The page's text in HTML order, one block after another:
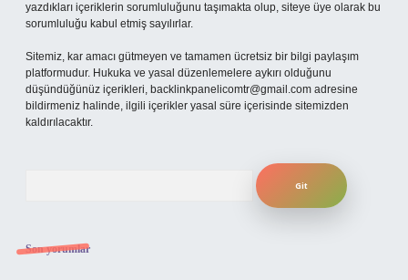
yazdıkları içeriklerin sorumluluğunu taşımakta olup, siteye üye olarak bu
sorumluluğu kabul etmiş sayılırlar.
Sitemiz, kar amacı gütmeyen ve tamamen ücretsiz bir bilgi paylaşım
platformudur. Hukuka ve yasal düzenlemelere aykırı olduğunu
düşündüğünüz içerikleri, backlinkpanelicomtr@gmail.com adresine
bildirmeniz halinde, ilgili içerikler yasal süre içerisinde sitemizden
kaldırılacaktır.
Son yorumlar